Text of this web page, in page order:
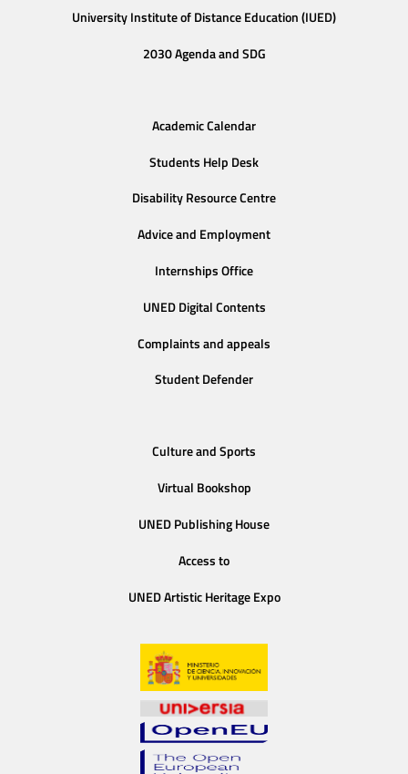
University Institute of Distance Education (IUED)
2030 Agenda and SDG
Academic Calendar
Students Help Desk
Disability Resource Centre
Advice and Employment
Internships Office
UNED Digital Contents
Complaints and appeals
Student Defender
Culture and Sports
Virtual Bookshop
UNED Publishing House
Access to
UNED Artistic Heritage Expo